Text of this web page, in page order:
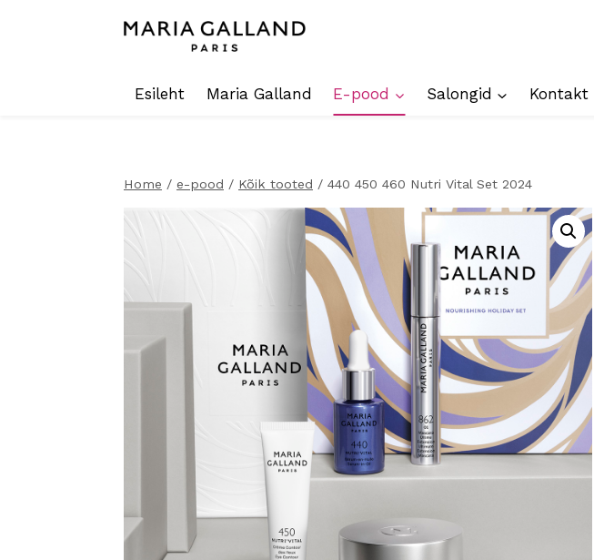
Esileht Maria Galland E-pood Salongid Kontakt
Home / e-pood / Kõik tooted / 440 450 460 Nutri Vital Set 2024